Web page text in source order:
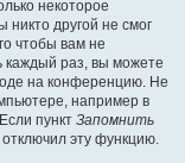
некоторое
никто другой не смог
чтобы вам не
каждый раз, вы можете
на конференцию. Не
например в
пункт Запомнить
отключил эту функцию.